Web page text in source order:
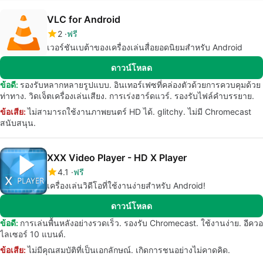
VLC for Android
2 ฟรี
เวอร์ชันเบต้าของเครื่องเล่นสื่อยอดนิยมสำหรับ Android
ดาวน์โหลด
ข้อดี: รองรับหลากหลายรูปแบบ. อินเทอร์เฟซที่คล่องตัวด้วยการควบคุมด้วย
ท่าทาง. วิดเจ็ตเครื่องเล่นเสียง. การเร่งฮาร์ดแวร์. รองรับไฟล์คำบรรยาย.
ข้อเสีย:ไม่สามารถใช้งานภาพยนตร์ HD ได้. glitchy. ไม่มี Chromecast
สนับสนุน.
XXX Video Player - HD X Player
4.1
ฟรี
เครื่องเล่นวิดีโอที่ใช้งานง่ายสำหรับ Android!
ดาวน์โหลด
ข้อดี: การเล่นพื้นหลังอย่างรวดเร็ว. รองรับ Chromecast. ใช้งานง่าย. อีควอ
ไลเซอร์ 10 แบนด์.
ข้อเสีย:ไม่มีคุณสมบัติที่เป็นเอกลักษณ์. เกิดการชนอย่างไม่คาดคิด.